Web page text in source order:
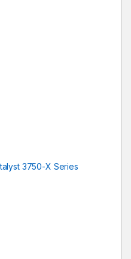
3750-X Series